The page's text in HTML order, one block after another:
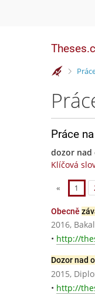
>
Práce
dozor nad
Klíčová
« 1
Obecně
2016,
• http://
Dozor nad
2015,
• http://